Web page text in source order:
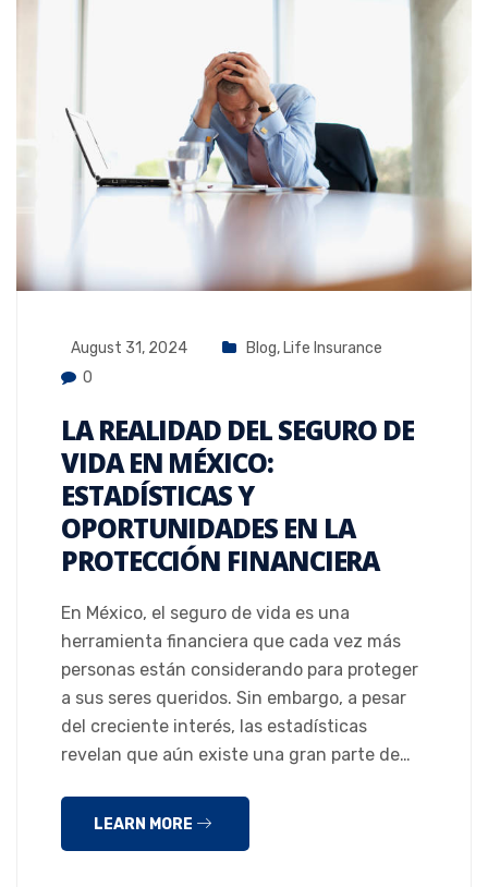
August 31, 2024 Blog, Life Insurance
0
LA REALIDAD DEL SEGURO DE
VIDA EN MÉXICO:
ESTADÍSTICAS Y
OPORTUNIDADES EN LA
PROTECCIÓN FINANCIERA
En México, el seguro de vida es una
herramienta financiera que cada vez más
personas están considerando para proteger
a sus seres queridos. Sin embargo, a pesar
del creciente interés, las estadísticas
revelan que aún existe una gran parte de…
LEARN MORE